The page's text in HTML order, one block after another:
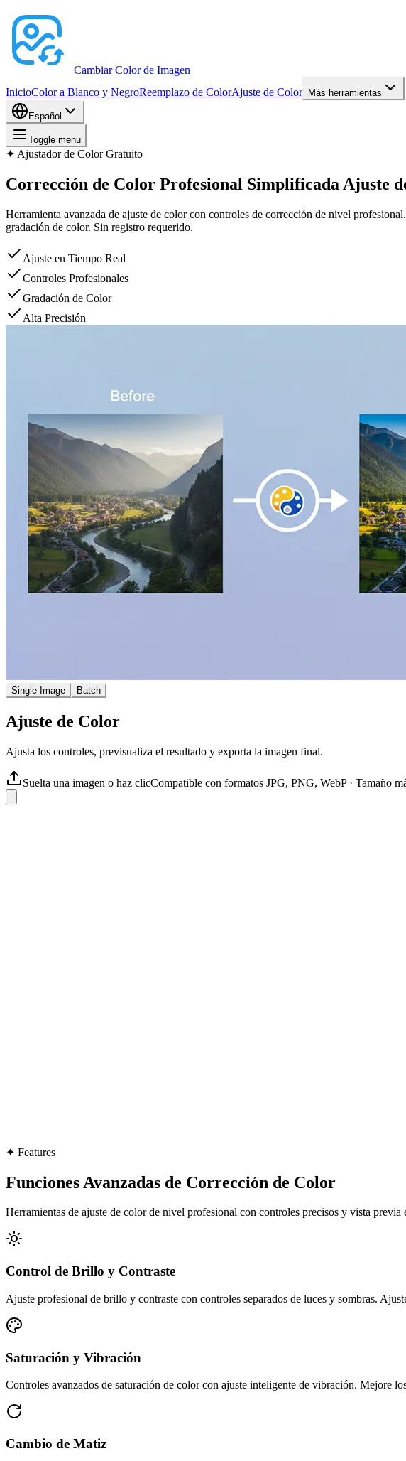
Cambiar Color de Imagen
InicioColor a Blanco y NegroReemplazo de ColorAjuste de Color Más herramientas
Español
Toggle menu
✦ Ajustador de Color Gratuito
Corrección de Color Profesional Simplificada Ajuste
Herramienta avanzada de ajuste de color con controles de corrección de nivel
gradación de color. Sin registro requerido.
Ajuste en Tiempo Real
Controles Profesionales
Gradación de Color
Alta Precisión
Single Image Batch
Ajuste de Color
Ajusta los controles, previsualiza el resultado y exporta la imagen final.
Suelta una imagen o haz clicCompatible con formatos JPG, PNG, WebP· Tamaño
✦ Features
Funciones Avanzadas de Corrección de Color
Herramientas de ajuste de color de nivel profesional con controles precisos y vista
Control de Brillo y Contraste
Ajuste profesional de brillo y contraste con controles separados de luces y sombras.
Saturación y Vibración
Controles avanzados de saturación de color con ajuste inteligente de vibración. Mejore
Cambio de Matiz